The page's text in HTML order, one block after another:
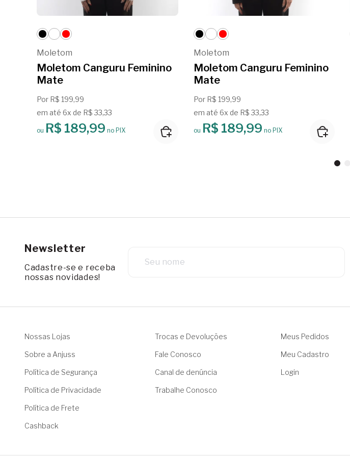
Moletom
Moletom Canguru Feminino
Mate
Por R$ 199,99
em até 6x de R$ 33,33
ou R$ 189,99 no PIX
Moletom
Moletom Canguru Feminino
Mate
Por R$ 199,99
em até 6x de R$ 33,33
ou R$ 189,99 no PIX
Newsletter
Cadastre-se e receba
nossas novidades!
Nossas Lojas
Sobre a Anjuss
Política de Segurança
Política de Privacidade
Política de Frete
Cashback
Trocas e Devoluções
Fale Conosco
Canal de denúncia
Trabalhe Conosco
Meus Pedidos
Meu Cadastro
Login